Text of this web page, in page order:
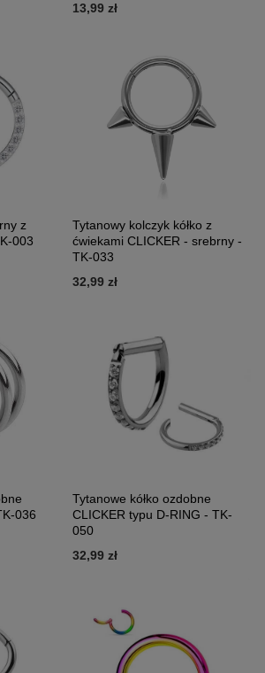
13,99 zł
z
003
Tytanowy kolczyk kółko z
ćwiekami CLICKER - srebrny -
TK-033
32,99 zł
036
Tytanowe kółko ozdobne
CLICKER typu D-RING - TK-
050
32,99 zł